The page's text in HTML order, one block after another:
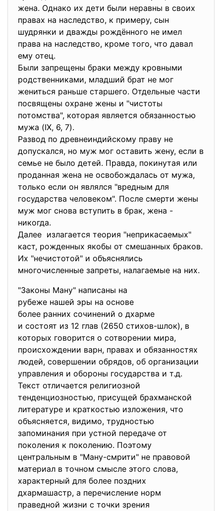
жена. Однако их дети были неравны в своих
правах на наследство, к примеру, сын
шудрянки и дважды рождённого не имел
права на наследство, кроме того, что давал
ему отец.
Были запрещены браки между кровными
родственниками, младший брат не мог
жениться раньше старшего. Отдельные части
посвящены охране жены и "чистоты
потомства", которая является обязанностью
мужа (IX, 6, 7).
Развод по древнеиндийскому праву не
допускался, но муж мог оставить жену, если в
семье не было детей. Правда, покинутая или
проданная жена не освобождалась от мужа,
только если он являлся "вредным для
государства человеком". После смерти жены
муж мог снова вступить в брак, жена -
никогда.
Далее излагается теория "неприкасаемых"
каст, рожденных якобы от смешанных браков.
Их "нечистотой" и объяснялись
многочисленные запреты, налагаемые на них.
"Законы Ману" написаны на
рубеже нашей эры на основе
более ранних сочинений о дхарме
и состоят из 12 глав (2650 стихов-шлок), в
которых говорится о сотворении мира,
происхождении варн, правах и обязанностях
людей, совершении обрядов, об организации
управления и обороны государства и т.д.
Текст отличается религиозной
тенденциозностью, присущей брахманской
литературе и краткостью изложения, что
объясняется, видимо, трудностью
запоминания при устной передаче от
поколения к поколению. Поэтому
центральным в "Ману-смрити" не правовой
материал в точном смысле этого слова,
характерный для более поздних
дхармашастр, а перечисление норм
праведной жизни с точки зрения